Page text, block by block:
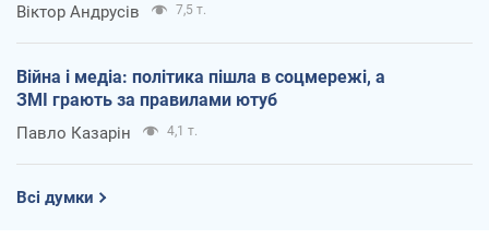
Віктор Андрусів 7,5 т.
Війна і медіа: політика пішла в соцмережі, а
ЗМІ грають за правилами ютуб
Павло Казарін 4,1 т.
Всі думки